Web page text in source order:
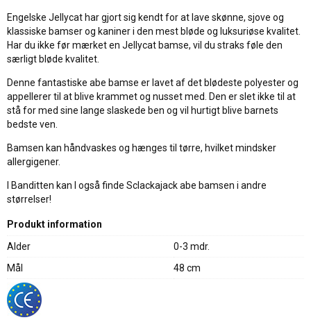
Engelske Jellycat har gjort sig kendt for at lave skønne, sjove og
klassiske bamser og kaniner i den mest bløde og luksuriøse kvalitet.
Har du ikke før mærket en Jellycat bamse, vil du straks føle den
særligt bløde kvalitet.
Denne fantastiske abe bamse er lavet af det blødeste polyester og
appellerer til at blive krammet og nusset med. Den er slet ikke til at
stå for med sine lange slaskede ben og vil hurtigt blive barnets
bedste ven.
Bamsen kan håndvaskes og hænges til tørre, hvilket mindsker
allergigener.
I Banditten kan I også finde Sclackajack abe bamsen i andre
størrelser!
Produkt information
Alder
0-3 mdr.
Mål
48 cm